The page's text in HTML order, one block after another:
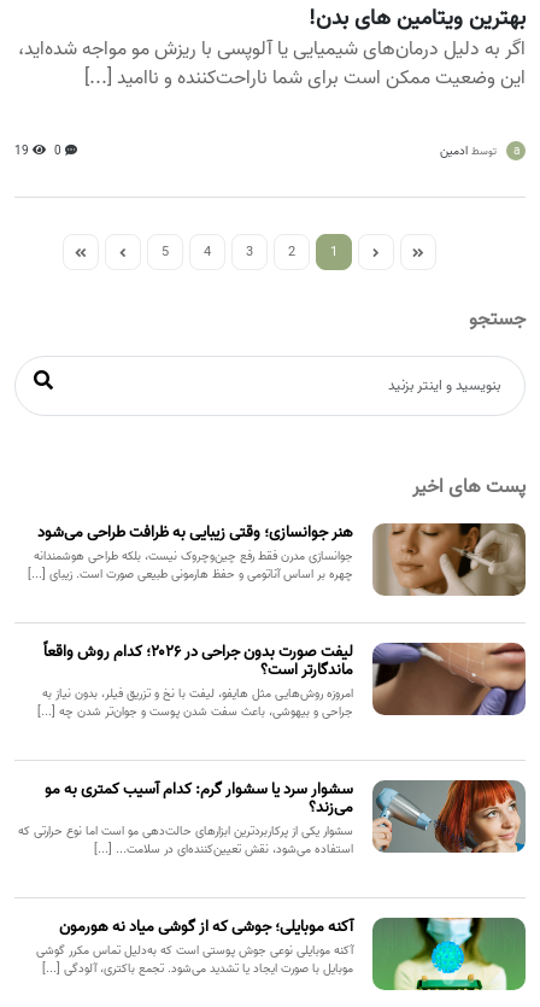
بهترین ویتامین های بدن!
اگر به دلیل درمان‌های شیمیایی یا آلوپسی با ریزش مو مواجه شده‌اید،
این وضعیت ممکن است برای شما ناراحت‌کننده و ناامید [...]
a توسط ادمین 0
19
1
2
3
4
5
جستجو
پست های اخیر
هنر جوانسازی؛ وقتی زیبایی به ظرافت طراحی می‌شود
جوانسازی مدرن فقط رفع چین‌وچروک نیست، بلکه طراحی هوشمندانه
چهره بر اساس آناتومی و حفظ هارمونی طبیعی صورت است. زیبای [...]
لیفت صورت بدون جراحی در ۲۰۲۶؛ کدام روش واقعاً
ماندگارتر است؟
امروزه روش‌هایی مثل هایفو، لیفت با نخ و تزریق فیلر، بدون نیاز به
جراحی و بیهوشی، باعث سفت شدن پوست و جوان‌تر شدن چه [...]
سشوار سرد یا سشوار گرم: کدام آسیب کمتری به مو
می‌زند؟
سشوار یکی از پرکاربردترین ابزارهای حالت‌دهی مو است اما نوع حرارتی که
استفاده می‌شود، نقش تعیین‌کننده‌ای در سلامت... [...]
آکنه موبایلی؛ جوشی که از گوشی میاد نه هورمون
آکنه موبایلی نوعی جوش پوستی است که به‌دلیل تماس مکرر گوشی
موبایل با صورت ایجاد یا تشدید می‌شود. تجمع باکتری، آلودگی [...]